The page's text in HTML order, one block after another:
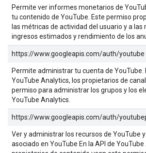
Permite ver informes monetarios de
tu contenido de YouTube. Este permiso
las métricas de actividad del usuario y a las
ingresos estimados y rendimiento de los
https://www.googleapis.com/auth/youtube
Permite administrar tu cuenta de YouTube.
YouTube Analytics, los propietarios de
permiso para administrar los grupos y los
YouTube Analytics.
https://www.googleapis.com/auth/
Ver y administrar los recursos de YouTube
asociado en YouTube En la API de